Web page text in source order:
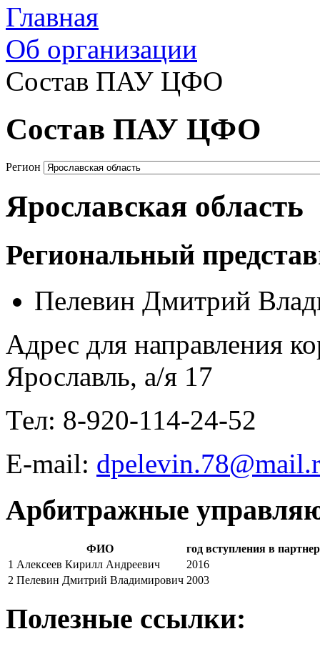
Главная
Об организации
Состав ПАУ ЦФО
Состав ПАУ ЦФО
Регион
Ярославская область
Региональный
Пелевин Дмитрий
Адрес для направления
Ярославль, а/я 17
Тел: 8-920-114-24-52
E-mail:
Арбитражные
ФИО
год вступления в
1 Алексеев Кирилл Андреевич
2016
2 Пелевин Дмитрий Владимирович 2003
Полезные ссылки: